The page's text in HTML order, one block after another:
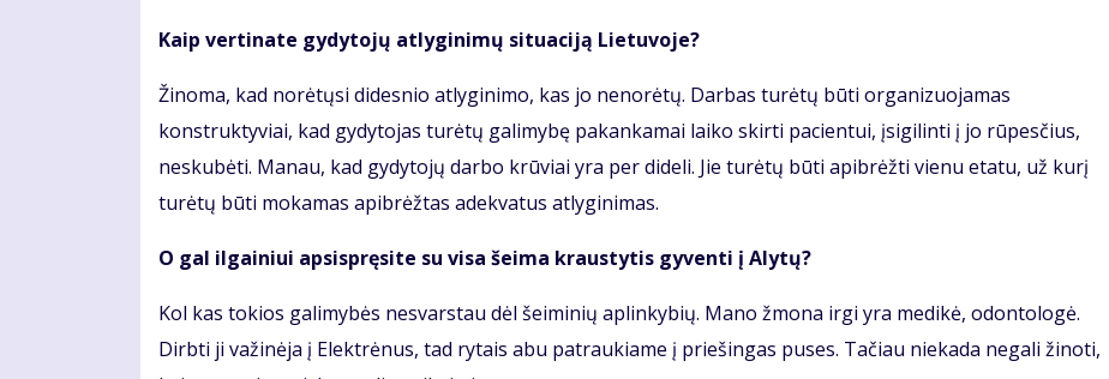
Kaip vertinate gydytojų atlyginimų situaciją Lietuvoje?
Žinoma, kad norėtųsi didesnio atlyginimo, kas jo nenorėtų. Darbas turėtų būti organizuojamas
konstruktyviai, kad gydytojas turėtų galimybę pakankamai laiko skirti pacientui, įsigilinti į jo rūpesčius,
neskubėti. Manau, kad gydytojų darbo krūviai yra per dideli. Jie turėtų būti apibrėžti vienu etatu, už kurį
turėtų būti mokamas apibrėžtas adekvatus atlyginimas.
O gal ilgainiui apsispręsite su visa šeima kraustytis gyventi į Alytų?
Kol kas tokios galimybės nesvarstau dėl šeiminių aplinkybių. Mano žmona irgi yra medikė, odontologė.
Dirbti ji važinėja į Elektrėnus, tad rytais abu patraukiame į priešingas puses. Tačiau niekada negali žinoti,